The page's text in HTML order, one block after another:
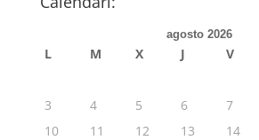
agosto 2026
L M X J V
3
4 5 6 7
10
11 12 13 14